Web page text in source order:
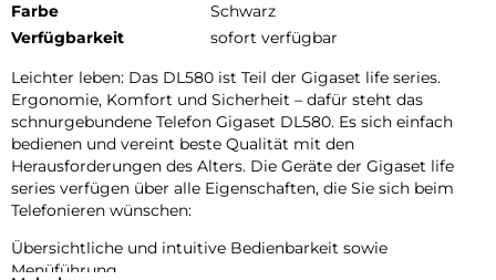
Farbe
Schwarz
Verfügbarkeit
sofort verfügbar
Leichter leben: Das DL580 ist Teil der Gigaset life series.
Ergonomie, Komfort und Sicherheit – dafür steht das
schnurgebundene Telefon Gigaset DL580. Es sich einfach
bedienen und vereint beste Qualität mit den
Herausforderungen des Alters. Die Geräte der Gigaset life
series verfügen über alle Eigenschaften, die Sie sich beim
Telefonieren wünschen:
Übersichtliche und intuitive Bedienbarkeit sowie
Menüführung